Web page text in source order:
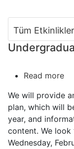
Tüm Etkinlikler
Read more
We will provide
plan, which will
year, and
content. We
Wednesday,